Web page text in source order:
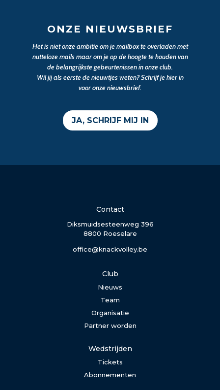
ONZE NIEUWSBRIEF
Het is niet onze ambitie om je mailbox te overladen met
nutteloze mails maar om je op de hoogte te houden van
de belangrijkste gebeurtenissen in onze club.
Wil jij als eerste de nieuwtjes weten? Schrijf je hier in
voor onze nieuwsbrief.
JA, SCHRIJF MIJ IN
Contact
Diksmuidsesteenweg 396
8800 Roeselare
office@knackvolley.be
Club
Nieuws
Team
Organisatie
Partner worden
Wedstrijden
Tickets
Abonnementen